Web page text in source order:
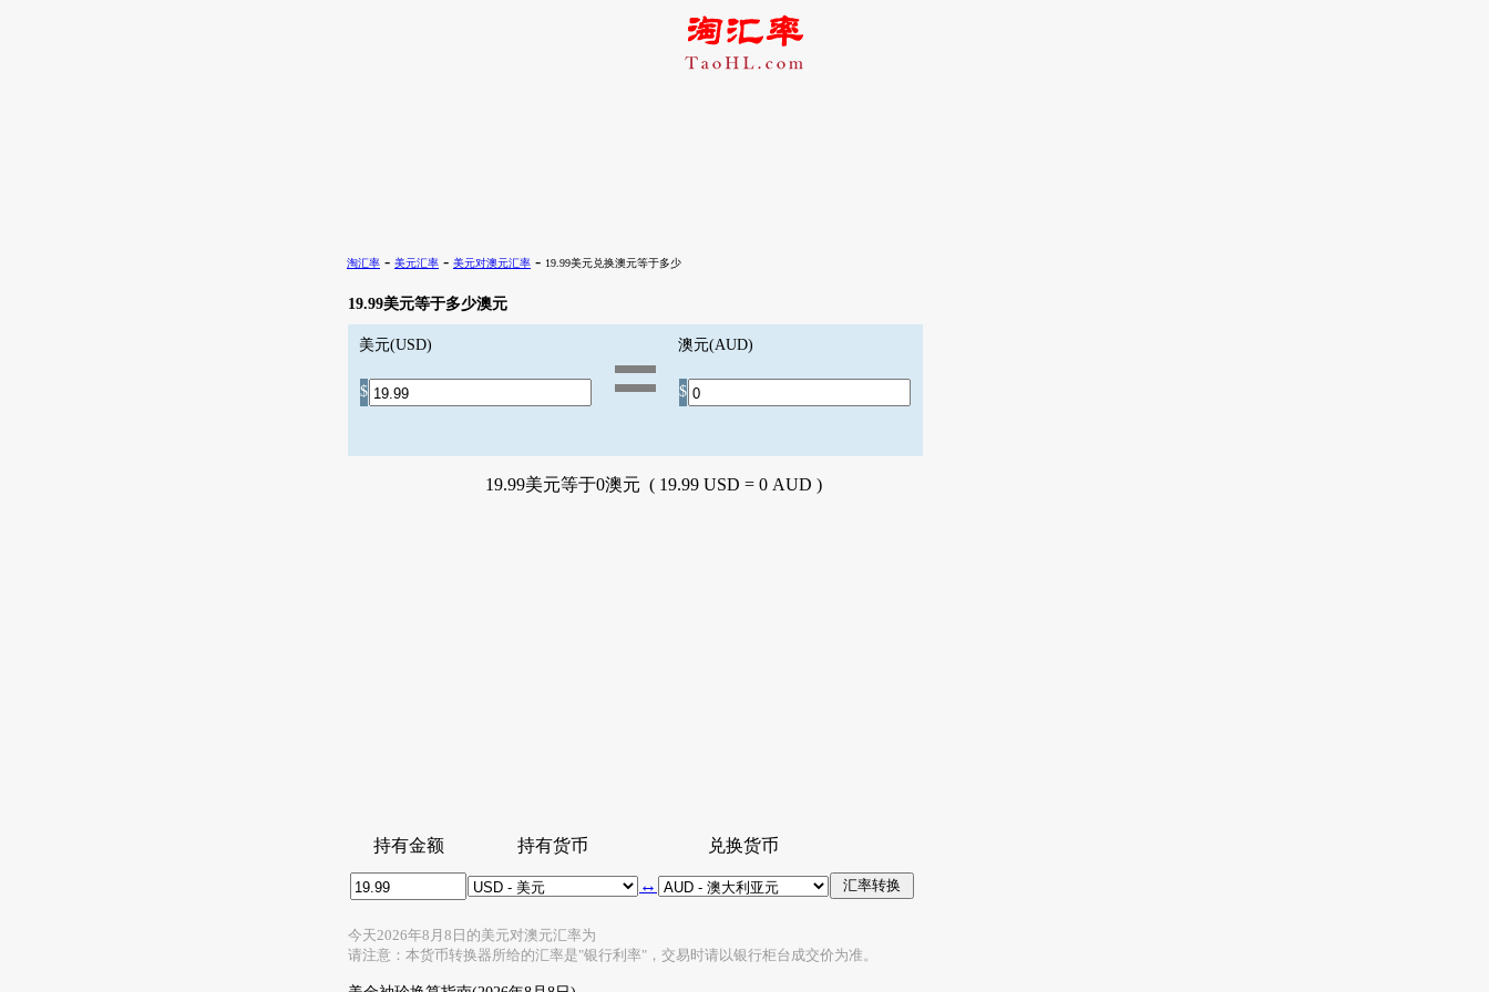
淘汇率 - 美元汇率 - 美元对澳元汇率 - 19.99美元兑换澳元等于多少
19.99美元等于多少澳元
美元(USD) 澳元(AUD)
$ $
19.99美元等于0澳元 ( 19.99 USD = 0 AUD )
持有金额 持有货币 兑换货币
↔
今天2026年8月8日的美元对澳元汇率为
请注意：本货币转换器所给的汇率是"银行利率"，交易时请以银行柜台成交价为准。